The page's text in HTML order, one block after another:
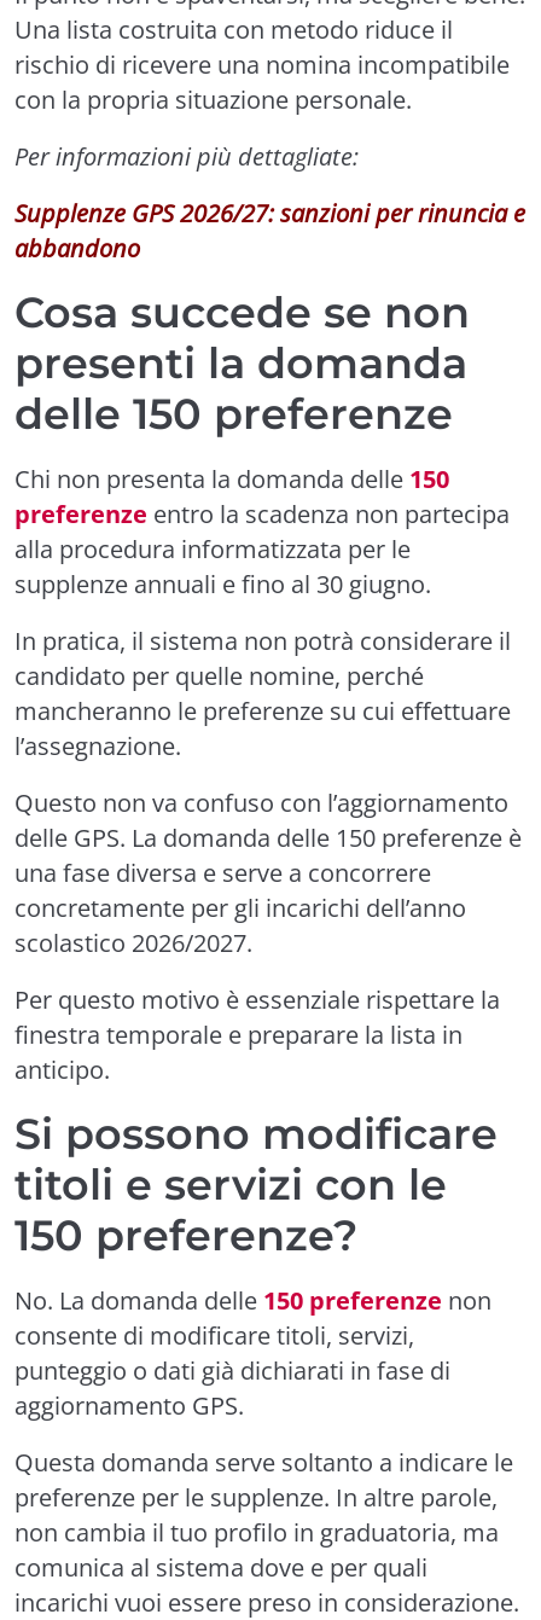
Una lista costruita con metodo riduce il
rischio di ricevere una nomina incompatibile
con la propria situazione personale.
Per informazioni più dettagliate:
Supplenze GPS 2026/27: sanzioni per rinuncia e
abbandono
Cosa succede se non
presenti la domanda
delle 150 preferenze
Chi non presenta la domanda delle 150
preferenze entro la scadenza non partecipa
alla procedura informatizzata per le
supplenze annuali e fino al 30 giugno.
In pratica, il sistema non potrà considerare il
candidato per quelle nomine, perché
mancheranno le preferenze su cui effettuare
l’assegnazione.
Questo non va confuso con l’aggiornamento
delle GPS. La domanda delle 150 preferenze è
una fase diversa e serve a concorrere
concretamente per gli incarichi dell’anno
scolastico 2026/2027.
Per questo motivo è essenziale rispettare la
finestra temporale e preparare la lista in
anticipo.
Si possono modificare
titoli e servizi con le
150 preferenze?
No. La domanda delle 150 preferenze non
consente di modificare titoli, servizi,
punteggio o dati già dichiarati in fase di
aggiornamento GPS.
Questa domanda serve soltanto a indicare le
preferenze per le supplenze. In altre parole,
non cambia il tuo profilo in graduatoria, ma
comunica al sistema dove e per quali
incarichi vuoi essere preso in considerazione.